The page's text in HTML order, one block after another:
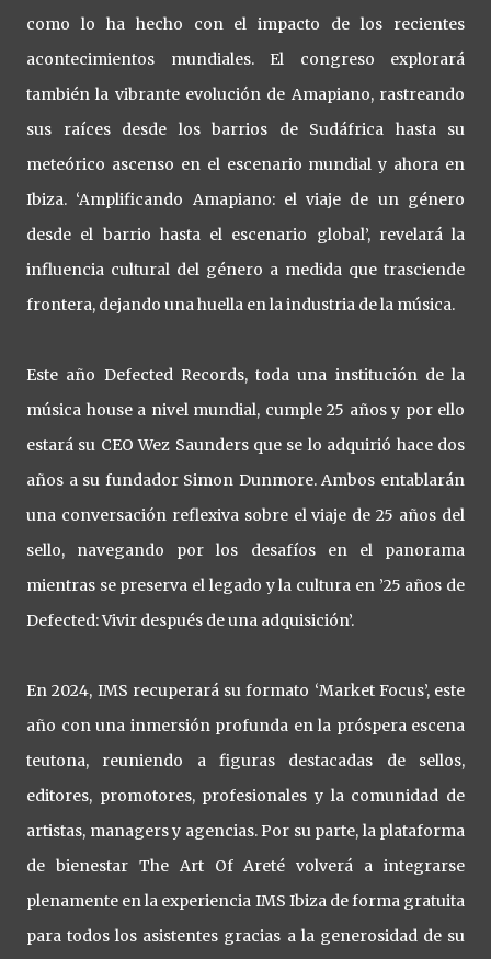
como lo ha hecho con el impacto de los recientes
acontecimientos mundiales. El congreso explorará
también la vibrante evolución de Amapiano, rastreando
sus raíces desde los barrios de Sudáfrica hasta su
meteórico ascenso en el escenario mundial y ahora en
Ibiza. ‘Amplificando Amapiano: el viaje de un género
desde el barrio hasta el escenario global’, revelará la
influencia cultural del género a medida que trasciende
frontera, dejando una huella en la industria de la música.
Este año Defected Records, toda una institución de la
música house a nivel mundial, cumple 25 años y por ello
estará su CEO Wez Saunders que se lo adquirió hace dos
años a su fundador Simon Dunmore. Ambos entablarán
una conversación reflexiva sobre el viaje de 25 años del
sello, navegando por los desafíos en el panorama
mientras se preserva el legado y la cultura en ’25 años de
Defected: Vivir después de una adquisición’.
En 2024, IMS recuperará su formato ‘Market Focus’, este
año con una inmersión profunda en la próspera escena
teutona, reuniendo a figuras destacadas de sellos,
editores, promotores, profesionales y la comunidad de
artistas, managers y agencias. Por su parte, la plataforma
de bienestar The Art Of Areté volverá a integrarse
plenamente en la experiencia IMS Ibiza de forma gratuita
para todos los asistentes gracias a la generosidad de su